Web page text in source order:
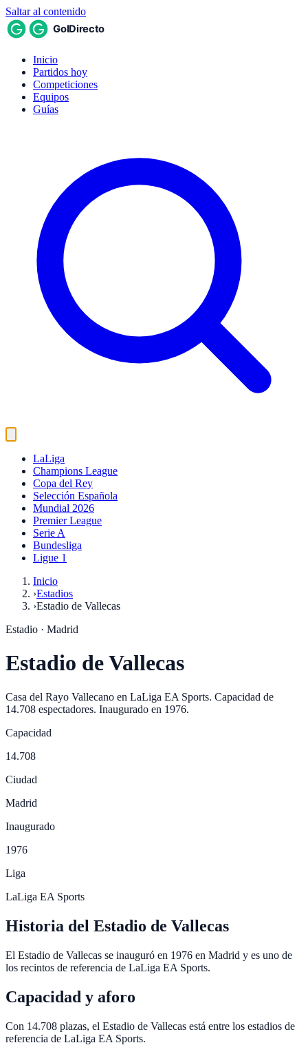
Saltar al contenido
Inicio
Partidos hoy
Competiciones
Equipos
Guías
LaLiga
Champions League
Copa del Rey
Selección Española
Mundial 2026
Premier League
Serie A
Bundesliga
Ligue 1
Inicio
›Estadios
›Estadio de Vallecas
Estadio · Madrid
Estadio de Vallecas
Casa del Rayo Vallecano en LaLiga EA Sports. Capacidad de
14.708 espectadores. Inaugurado en 1976.
Capacidad
14.708
Ciudad
Madrid
Inaugurado
1976
Liga
LaLiga EA Sports
Historia del Estadio de Vallecas
El Estadio de Vallecas se inauguró en 1976 en Madrid y es uno de
los recintos de referencia de LaLiga EA Sports.
Capacidad y aforo
Con 14.708 plazas, el Estadio de Vallecas está entre los estadios de
referencia de LaLiga EA Sports.